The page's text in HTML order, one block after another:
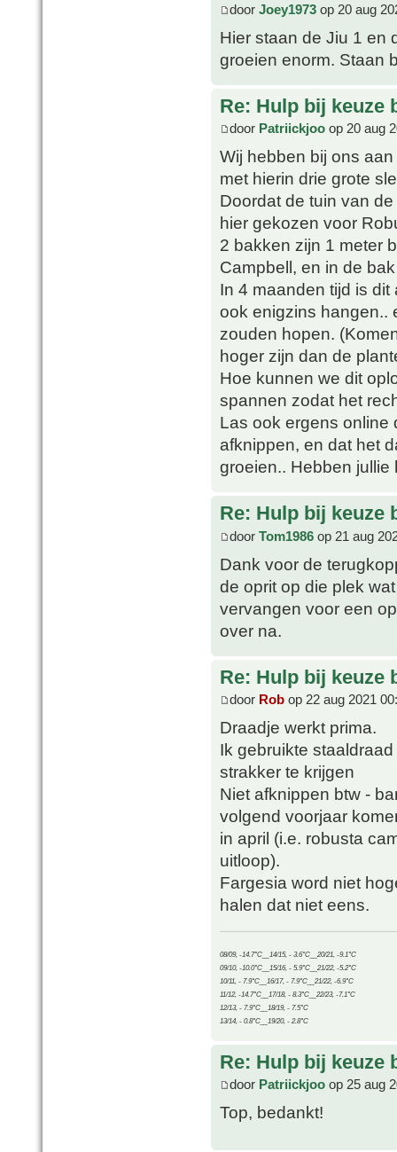
door Joey1973 op 20 aug
Hier staan de Jiu 1 en
groeien enorm. Staan
Re: Hulp bij keuze
door Patriickjoo op 20 aug
Wij hebben bij ons
met hierin drie grote
Doordat de tuin van
hier gekozen voor
2 bakken zijn 1 meter
Campbell, en in de
In 4 maanden tijd is
ook enigzins hangen..
zouden hopen.
hoger zijn dan de
Hoe kunnen we dit
spannen zodat het
Las ook ergens online
afknippen, en dat het
groeien.. Hebben jullie
Re: Hulp bij keuze
door Tom1986 op 21 aug
Dank voor de
de oprit op die plek
vervangen voor een
over na.
Re: Hulp bij keuze
door Rob op 22 aug 2021
Draadje werkt prima.
Ik gebruikte
strakker te krijgen
Niet afknippen btw -
volgend voorjaar
in april (i.e. robusta
uitloop).
Fargesia word niet
halen dat niet eens.
08/09, -14.7°C__14/15, - 3.6°C__20/21, -9.1°C
09/10, -10.0°C__15/16, - 5.9°C__21/22, -5.2°C
10/11, - 7.9°C__16/17, - 7.9°C__21/22, -6.9°C
11/12, -14.7°C__17/18, - 8.3°C__22/23, -7.1°C
12/13, - 7.9°C__18/19, - 7.5°C
13/14, - 0.8°C__19/20, - 2.8°C
Re: Hulp bij keuze
door Patriickjoo op 25 aug
Top, bedankt!